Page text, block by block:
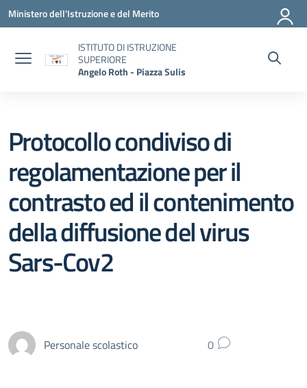
Vai ai contenuti
Vai al menu di navigazione
Vai al footer
Ministero dell'Istruzione e del Merito
ISTITUTO DI ISTRUZIONE
SUPERIORE
Angelo Roth - Piazza Sulis
Protocollo condiviso di
regolamentazione per il
contrasto ed il contenimento
della diffusione del virus
Sars-Cov2
Personale scolastico 0